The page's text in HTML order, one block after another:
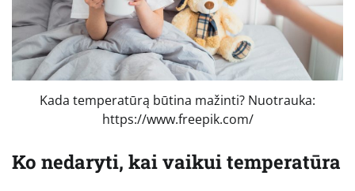
Kada temperatūrą būtina mažinti? Nuotrauka:
https://www.freepik.com/
Ko nedaryti, kai vaikui temperatūra